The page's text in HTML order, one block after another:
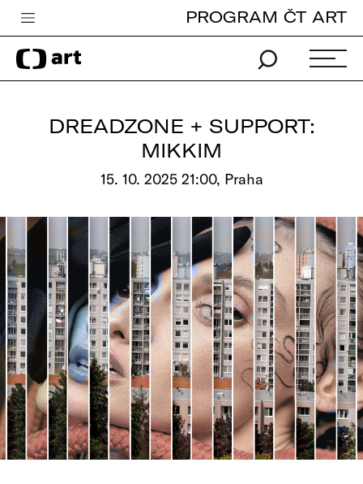
Česká televize
Zpravodajství
Vše o ČT
PROGRAM ČT ART
DREADZONE + SUPPORT:
MIKKIM
15. 10. 2025 21:00, Praha